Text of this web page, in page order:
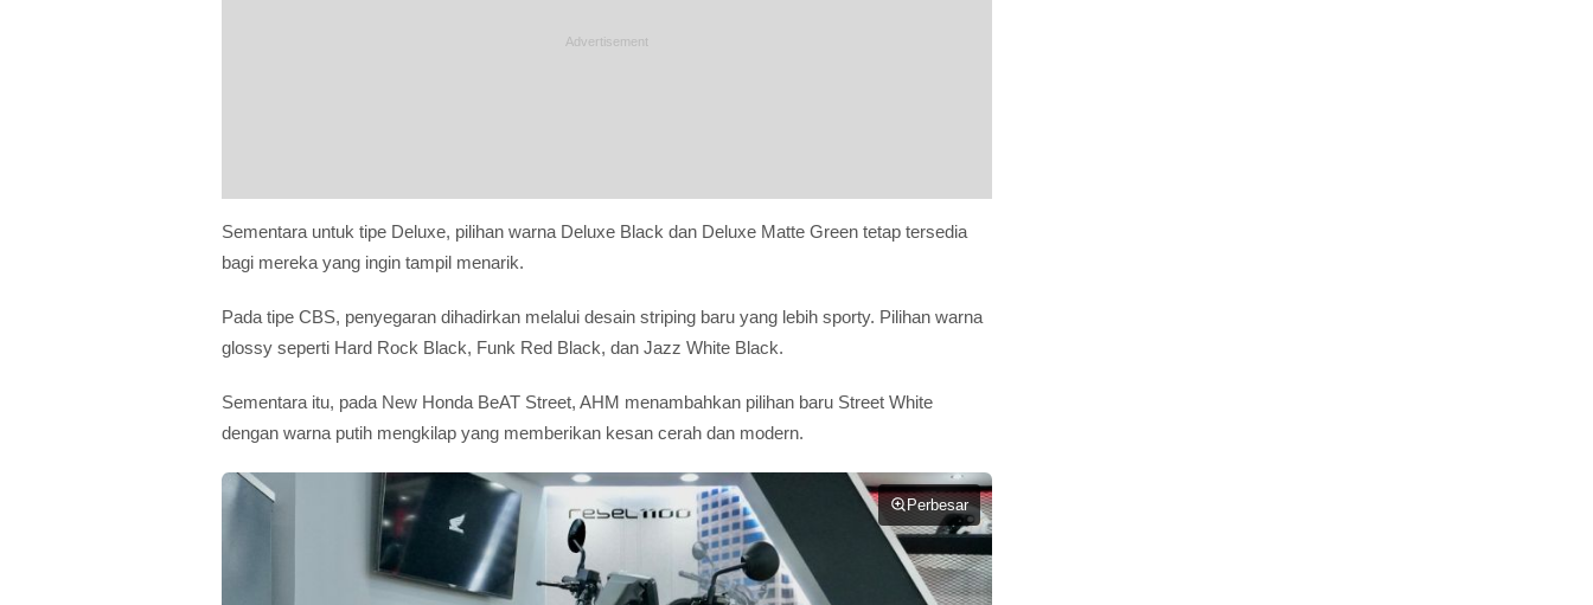
Sementara untuk tipe Deluxe, pilihan warna Deluxe Black dan Deluxe Matte Green tetap tersedia
bagi mereka yang ingin tampil menarik.
Pada tipe CBS, penyegaran dihadirkan melalui desain striping baru yang lebih sporty. Pilihan warna
glossy seperti Hard Rock Black, Funk Red Black, dan Jazz White Black.
Sementara itu, pada New Honda BeAT Street, AHM menambahkan pilihan baru Street White
dengan warna putih mengkilap yang memberikan kesan cerah dan modern.
Perbesar